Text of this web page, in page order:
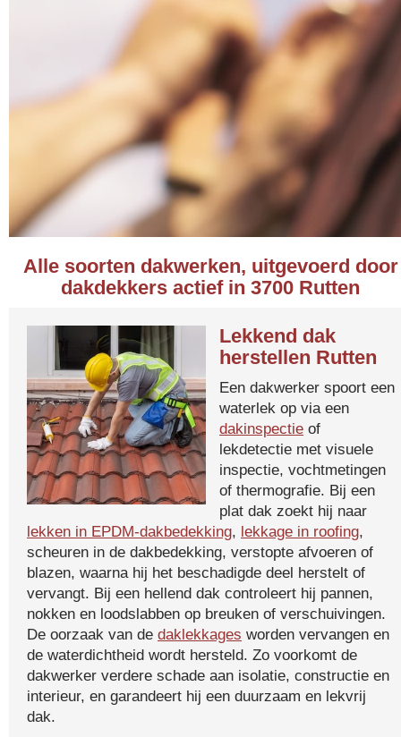
Alle soorten dakwerken, uitgevoerd door
dakdekkers actief in 3700 Rutten
Lekkend dak
herstellen Rutten
Een dakwerker spoort een
waterlek op via een
dakinspectie of
lekdetectie met visuele
inspectie, vochtmetingen
of thermografie. Bij een
plat dak zoekt hij naar
lekken in EPDM-dakbedekking, lekkage in roofing,
scheuren in de dakbedekking, verstopte afvoeren of
blazen, waarna hij het beschadigde deel herstelt of
vervangt. Bij een hellend dak controleert hij pannen,
nokken en loodslabben op breuken of verschuivingen.
De oorzaak van de daklekkages worden vervangen en
de waterdichtheid wordt hersteld. Zo voorkomt de
dakwerker verdere schade aan isolatie, constructie en
interieur, en garandeert hij een duurzaam en lekvrij
dak.